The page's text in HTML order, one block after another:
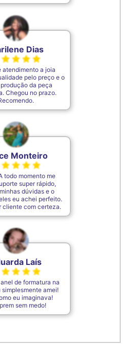
De acordo com o padrão ABNT
Dias
atendimento a joia
pelo preço e o
da peça
Chegou no prazo.
Monteiro
todo momento me
super rápido,
dúvidas e o
eu achei perfeito.
cliente com certeza.
Laís
de formatura na
simplesmente amei!
eu imaginava!
sem medo!